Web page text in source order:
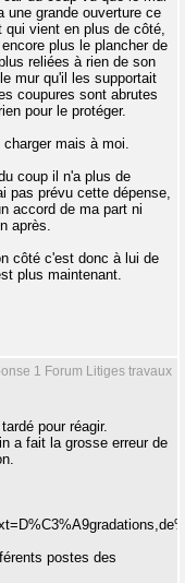
une grande ouverture ce
vient en plus de côté,
plus le plancher de
reliées à rien de son
mur qu'il les supportait
coupures sont abrutes
pour le protéger.
mais à moi.
coup il n'a plus de
pas prévu cette dépense,
accord de ma part ni
après.
côté c'est donc à lui de
plus maintenant.
1 Forum Litiges travaux
pour réagir.
a fait la grosse erreur de
postes des